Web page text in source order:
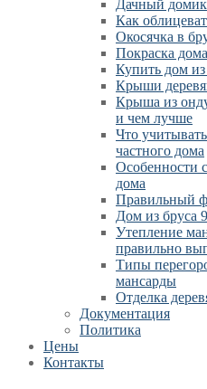
Дачный
Как
Окосячка в
Покраска
Купить дом из
Крыши
Крыша из
и чем лучше
Что
частного дома
Особенности
дома
Правильный
Дом из бруса
Утепление
правильно
Типы
мансарды
Отделка
Документация
Политика
Цены
Контакты